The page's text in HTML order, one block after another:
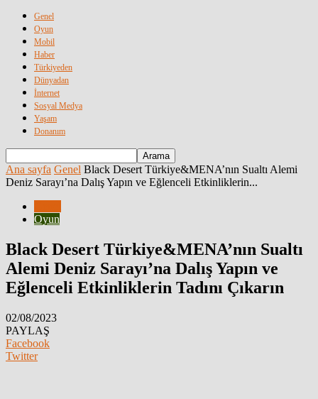
Genel
Oyun
Mobil
Haber
Türkiyeden
Dünyadan
İnternet
Sosyal Medya
Yaşam
Donanım
Ana sayfa Genel Black Desert Türkiye&MENA’nın Sualtı Alemi
Deniz Sarayı’na Dalış Yapın ve Eğlenceli Etkinliklerin...
Oyun
Black Desert Türkiye&MENA’nın Sualtı
Alemi Deniz Sarayı’na Dalış Yapın ve
Eğlenceli Etkinliklerin Tadını Çıkarın
02/08/2023
PAYLAŞ
Facebook
Twitter